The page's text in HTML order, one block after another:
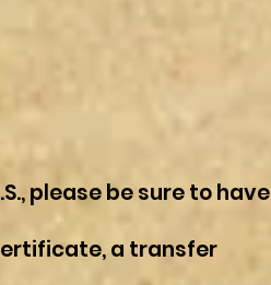
please be sure to have
a transfer